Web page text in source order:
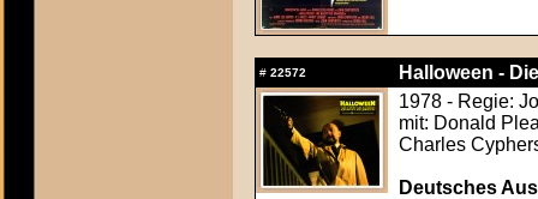
# 22572
Halloween -
1978 - Regie:
mit: Donald
Charles
Deutsches